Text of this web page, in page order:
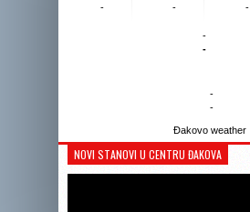
-
-
-
-
-
-
-
Đakovo weather
NOVI STANOVI U CENTRU ĐAKOVA